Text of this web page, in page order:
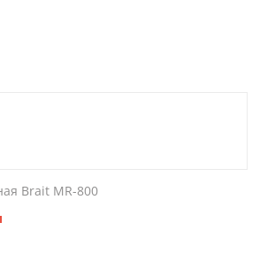
Brait MR-800